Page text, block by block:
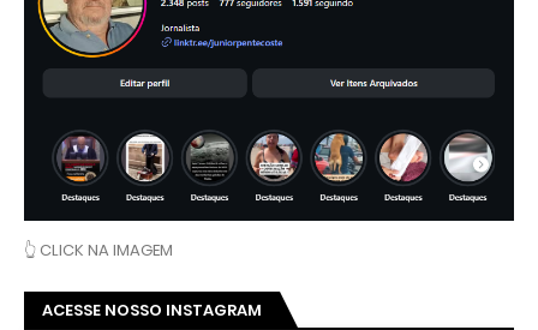
👆 CLICK NA IMAGEM
ACESSE NOSSO INSTAGRAM